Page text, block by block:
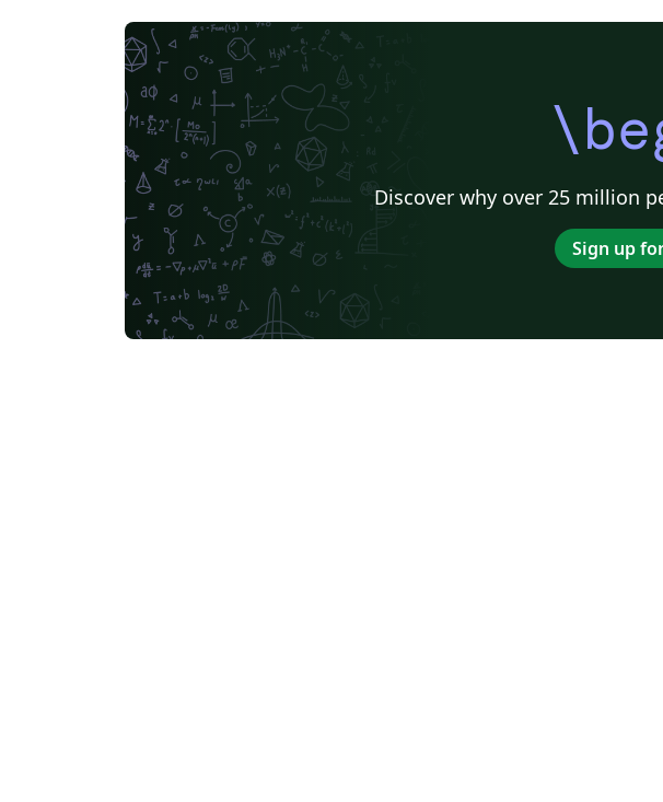
Discover why over 25 million
Sign up